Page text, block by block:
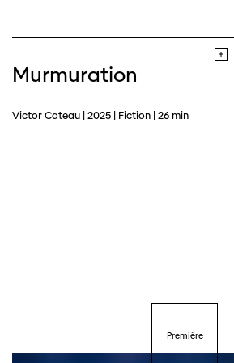
Murmuration
Victor Cateau | 2025 | Fiction | 26 min
Première